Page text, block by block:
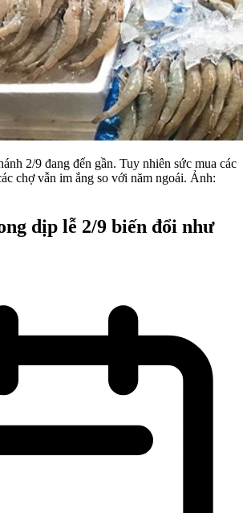
2/9 đang đến gần. Tuy nhiên sức mua các
chợ vẫn im ắng so với năm ngoái. Ảnh:
dịp lễ 2/9 biến đổi như